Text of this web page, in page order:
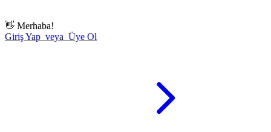
👋 Merhaba!
Giriş Yap veya Üye Ol